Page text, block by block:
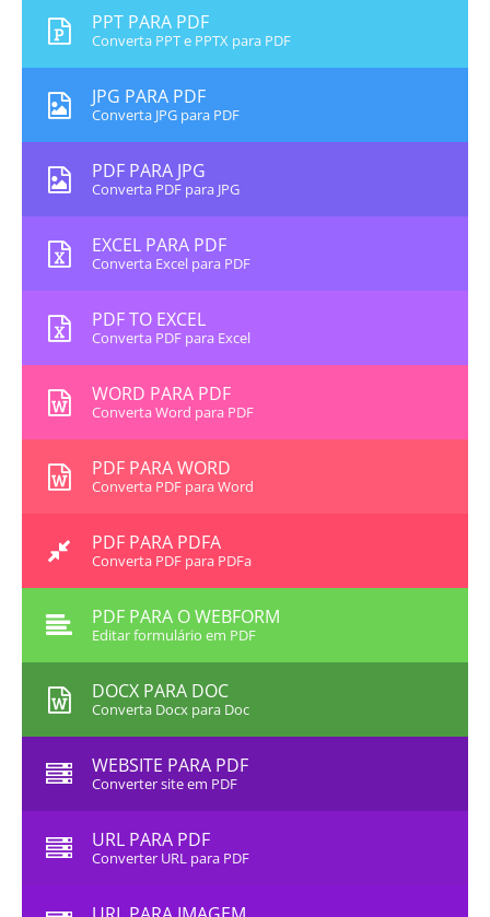
PPT PARA PDF
Converta PPT e PPTX para PDF
JPG PARA PDF
Converta JPG para PDF
PDF PARA JPG
Converta PDF para JPG
EXCEL PARA PDF
Converta Excel para PDF
PDF TO EXCEL
Converta PDF para Excel
WORD PARA PDF
Converta Word para PDF
PDF PARA WORD
Converta PDF para Word
PDF PARA PDFA
Converta PDF para PDFa
PDF PARA O WEBFORM
Editar formulário em PDF
DOCX PARA DOC
Converta Docx para Doc
WEBSITE PARA PDF
Converter site em PDF
URL PARA PDF
Converter URL para PDF